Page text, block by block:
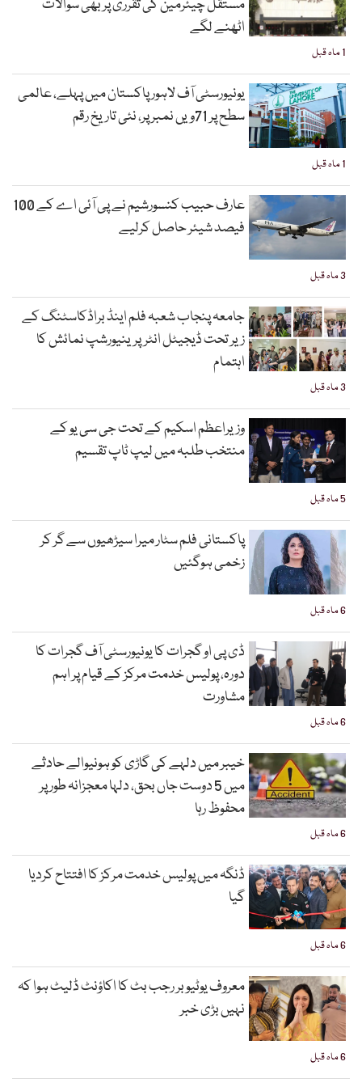
1 ماہ قبل
مستقل چیئرمین کی تقرری پر بھی سوالات
اٹھنے لگے
1 ماہ قبل
یونیورسٹی آف لاہور پاکستان میں پہلے، عالمی
سطح پر 71ویں نمبر پر، نئی تاریخ رقم
3 ماہ قبل
عارف حبیب کنسورشیم نے پی آئی اے کے 100
فیصد شیئر حاصل کرلیے
3 ماہ قبل
جامعہ پنجاب شعبہ فلم اینڈ براڈکاسٹنگ کے
زیر تحت ڈیجیٹل انٹرپرینیورشپ نمائش کا
اہتمام
5 ماہ قبل
وزیراعظم اسکیم کے تحت جی سی یو کے
منتخب طلبہ میں لیپ ٹاپ تقسیم
6 ماہ قبل
پاکستانی فلم سٹار میرا سیڑھیوں سے گر کر
زخمی ہوگئیں
6 ماہ قبل
ڈی پی او گجرات کا یونیورسٹی آف گجرات کا
دورہ، پولیس خدمت مرکز کے قیام پر اہم
مشاورت
6 ماہ قبل
خیبر میں دلہے کی گاڑی کو ہونیوالے حادثے
میں 5 دوست جاں بحق، دلہا معجزانہ طور پر
محفوظ رہا
6 ماہ قبل
ڈنگہ میں پولیس خدمت مرکز کا افتتاح کردیا
گیا
6 ماہ قبل
معروف یوٹیوبر رجب بٹ کا اکاؤنٹ ڈلیٹ ہوا کہ
نہیں بڑی خبر